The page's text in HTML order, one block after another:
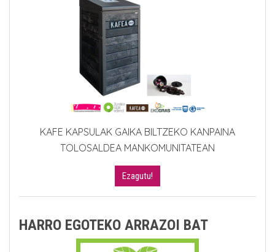
KAFE KAPSULAK GAIKA BILTZEKO KANPAINA
TOLOSALDEA MANKOMUNITATEAN
Ezagutu!
HARRO EGOTEKO ARRAZOI BAT